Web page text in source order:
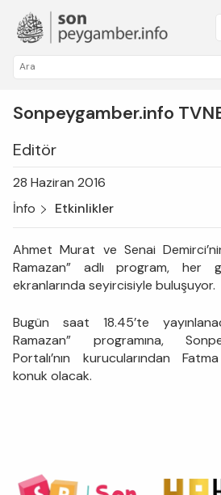
Sonpeygamber.info
Editör
28 Haziran 2016
İnfo
Etkinlikler
Ahmet Murat ve Senai
Ramazan” adlı program, her
ekranlarında seyircisiyle buluşuyor.
Bugün saat 18.45’te
Ramazan” programına,
Portalı’nın kurucularından
konuk olacak.